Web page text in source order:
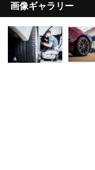
画像ギャラリー